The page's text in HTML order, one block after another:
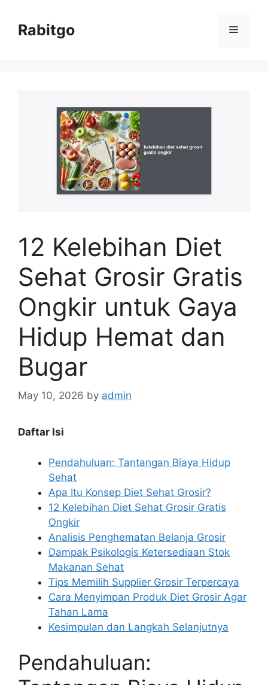
contentRabitgo Menu
12 Kelebihan Diet
Sehat Grosir Gratis
Ongkir untuk Gaya
Hidup Hemat dan
Bugar
May 10, 2026 by admin
Daftar Isi
Pendahuluan: Tantangan Biaya Hidup
Sehat
Apa Itu Konsep Diet Sehat Grosir?
12 Kelebihan Diet Sehat Grosir Gratis
Ongkir
Analisis Penghematan Belanja Grosir
Dampak Psikologis Ketersediaan Stok
Makanan Sehat
Tips Memilih Supplier Grosir Terpercaya
Cara Menyimpan Produk Diet Grosir Agar
Tahan Lama
Kesimpulan dan Langkah Selanjutnya
Pendahuluan: